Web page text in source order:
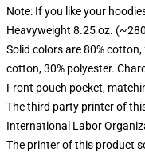
Note: If you like your
Heavyweight 8.25 oz.
Solid colors are 80% cotton,
cotton, 30% polyester.
Front pouch pocket,
The third party printer of
International Labor
The printer of this product